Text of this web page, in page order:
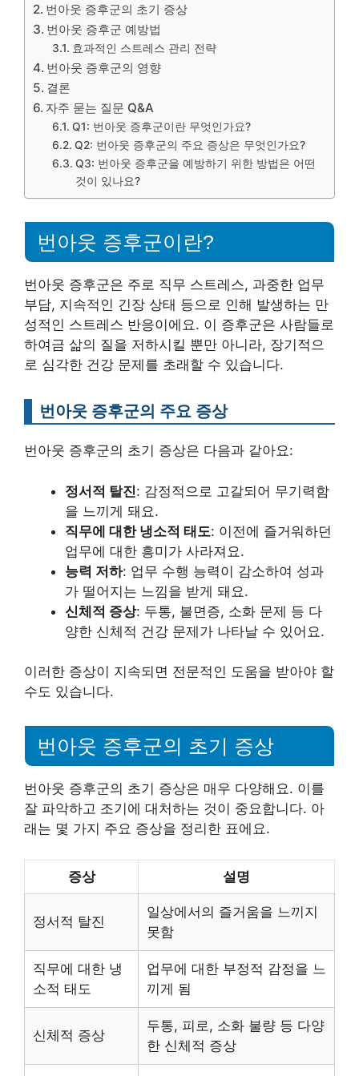
번아웃 증후군의 초기 증상
번아웃 증후군 예방법
효과적인 스트레스 관리 전략
번아웃 증후군의 영향
결론
자주 묻는 질문 Q&A
Q1: 번아웃 증후군이란 무엇인가요?
Q2: 번아웃 증후군의 주요 증상은 무엇인가요?
Q3: 번아웃 증후군을 예방하기 위한 방법은 어떤
것이 있나요?
번아웃 증후군이란?
번아웃 증후군은 주로 직무 스트레스, 과중한 업무
부담, 지속적인 긴장 상태 등으로 인해 발생하는 만
성적인 스트레스 반응이에요. 이 증후군은 사람들로
하여금 삶의 질을 저하시킬 뿐만 아니라, 장기적으
로 심각한 건강 문제를 초래할 수 있습니다.
번아웃 증후군의 주요 증상
번아웃 증후군의 초기 증상은 다음과 같아요:
정서적 탈진: 감정적으로 고갈되어 무기력함
을 느끼게 돼요.
직무에 대한 냉소적 태도: 이전에 즐거워하던
업무에 대한 흥미가 사라져요.
능력 저하: 업무 수행 능력이 감소하여 성과
가 떨어지는 느낌을 받게 돼요.
신체적 증상: 두통, 불면증, 소화 문제 등 다
양한 신체적 건강 문제가 나타날 수 있어요.
이러한 증상이 지속되면 전문적인 도움을 받아야 할
수도 있습니다.
번아웃 증후군의 초기 증상
번아웃 증후군의 초기 증상은 매우 다양해요. 이를
잘 파악하고 조기에 대처하는 것이 중요합니다. 아
래는 몇 가지 주요 증상을 정리한 표에요.
증상 설명
정서적 탈진
일상에서의 즐거움을 느끼지
못함
직무에 대한 냉
소적 태도
업무에 대한 부정적 감정을 느
끼게 됨
신체적 증상
두통, 피로, 소화 불량 등 다양
한 신체적 증상